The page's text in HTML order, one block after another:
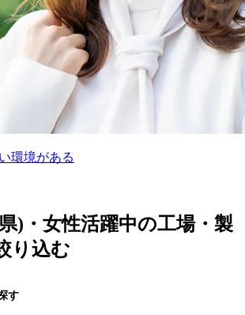
環境がある
)・女性活躍中の工場・製
り込む
す